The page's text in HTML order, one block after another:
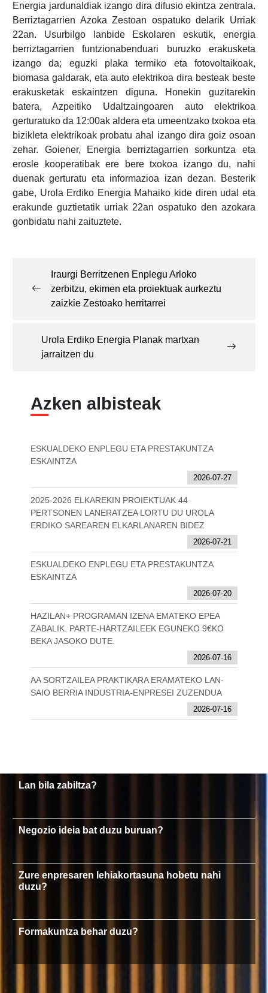
Energia jardunaldiak izango dira difusio ekintza zentrala.
Berriztagarrien Azoka Zestoan ospatuko delarik Urriak
22an. Usurbilgo lanbide Eskolaren eskutik, energia
berriztagarrien funtzionabenduari buruzko erakusketa
izango da; eguzki plaka termiko eta fotovoltaikoak,
biomasa galdarak, eta auto elektrikoa dira besteak beste
erakusketak eskaintzen diguna. Honekin guzitarekin
batera, Azpeitiko Udaltzaingoaren auto elektrikoa
gerturatuko da 12:00ak aldera eta umeentzako txokoa eta
bizikleta elektrikoak probatu ahal izango dira goiz osoan
zehar. Goiener, Energia berriztagarrien sorkuntza eta
erosle kooperatibak ere bere txokoa izango du, nahi
duenak gerturatu eta informazioa izan dezan. Besterik
gabe, Urola Erdiko Energia Mahaiko kide diren udal eta
erakunde guztietatik urriak 22an ospatuko den azokara
gonbidatu nahi zaituztete.
Iraurgi Berritzenen Enplegu Arloko
zerbitzu, ekimen eta proiektuak aurkeztu
zaizkie Zestoako herritarrei
Urola Erdiko Energia Planak martxan
jarraitzen du
Azken albisteak
ESKUALDEKO ENPLEGU ETA PRESTAKUNTZA
ESKAINTZA
2026-07-27
2025-2026 ELKAREKIN PROIEKTUAK 44
PERTSONEN LANERATZEA LORTU DU UROLA
ERDIKO SAREAREN ELKARLANAREN BIDEZ
2026-07-21
ESKUALDEKO ENPLEGU ETA PRESTAKUNTZA
ESKAINTZA
2026-07-20
HAZILAN+ PROGRAMAN IZENA EMATEKO EPEA
ZABALIK. PARTE-HARTZAILEEK EGUNEKO 9€KO
BEKA JASOKO DUTE.
2026-07-16
AA SORTZAILEA PRAKTIKARA ERAMATEKO LAN-
SAIO BERRIA INDUSTRIA-ENPRESEI ZUZENDUA
2026-07-16
Lan bila zabiltza?
Negozio ideia bat duzu buruan?
Zure enpresaren lehiakortasuna hobetu nahi
duzu?
Formakuntza behar duzu?